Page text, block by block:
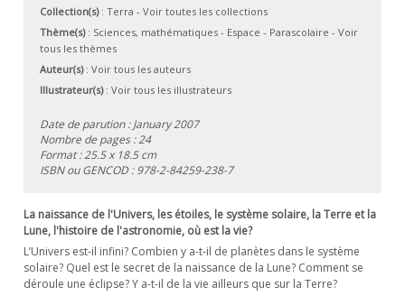
Collection(s): Terra - Voir toutes les collections
Thème(s): Sciences, mathématiques- Espace - Parascolaire - Voir
tous les thèmes
Auteur(s): Voir tous les auteurs
Illustrateur(s): Voir tous les illustrateurs
Date de parution : January 2007
Nombre de pages : 24
Format : 25.5 x 18.5 cm
ISBN ou GENCOD :978-2-84259-238-7
La naissance de l'Univers, les étoiles, le système solaire, la Terre et la
Lune, l'histoire de l'astronomie, où est la vie?
L’Univers est-il infini? Combien y a-t-il de planètes dans le système
solaire? Quel est le secret de la naissance de la Lune? Comment se
déroule une éclipse? Y a-t-il de la vie ailleurs que sur la Terre?